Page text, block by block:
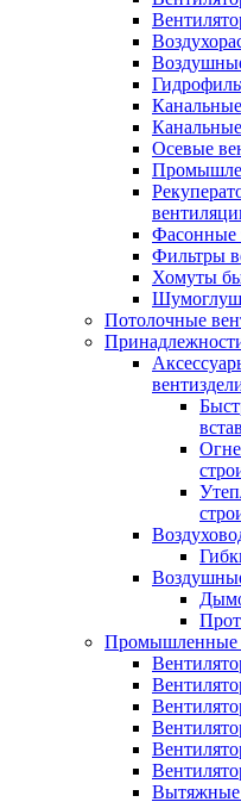
Осевые
Фасонные
Фильтры
Хомуты
Потолочные
Промышленные
Вытяжные